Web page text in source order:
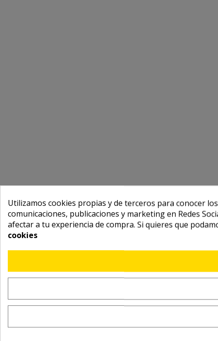
Utilizamos cookies propias y de terceros para conocer
comunicaciones, publicaciones y marketing en Redes
afectar a tu experiencia de compra. Si quieres que
cookies